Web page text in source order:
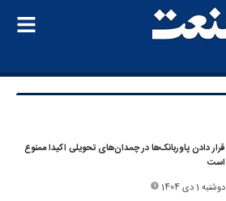
قرار دادن پاوربانک‌ها در چمدان‌های تحویلی اکیدا ممنوع
است
دوشنبه 1 دی 1404